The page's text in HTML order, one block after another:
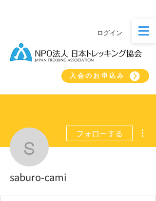
ログイン
入会のお申込み
saburo-cami
フォローする
saburo-cami